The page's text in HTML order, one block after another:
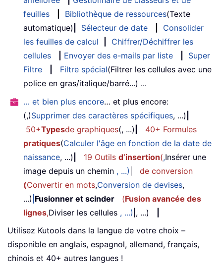
feuilles
Bibliothèque de ressources(Texte
automatique)
Sélecteur de date
Consolider
les feuilles de calcul
Chiffrer/Déchiffrer les
cellules
Envoyer des e-mails par liste
Super
Filtre
Filtre spécial(Filtrer les cellules avec une
police en gras/italique/barré...) ...
… et bien plus encore… et plus encore:
(,)Supprimer des caractères spécifiques, ...)
50+Typesde graphiques(, ...)
40+ Formules
pratiques(Calculer l'âge en fonction de la date de
naissance, ...) 19 Outils d’insertion(,Insérer une
image depuis un chemin , ...)
de conversion
(Convertir en mots,Conversion de devises,
...) Fusionner et scinder (Fusion avancée des
lignes,Diviser les cellules , ...) |, ...)
Utilisez Kutools dans la langue de votre choix –
disponible en anglais, espagnol, allemand, français,
chinois et 40+ autres langues !